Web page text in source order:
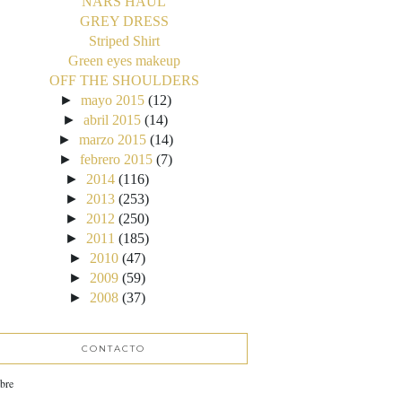
GREY DRESS
Striped Shirt
Green eyes makeup
OFF THE SHOULDERS
► mayo 2015 (12)
►abril 2015 (14)
► marzo 2015 (14)
► febrero 2015 (7)
► 2014 (116)
► 2013 (253)
► 2012 (250)
► 2011 (185)
► 2010 (47)
► 2009 (59)
► 2008 (37)
CONTACTO